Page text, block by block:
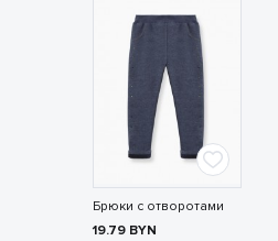
Брюки с отворотами
19.79 BYN